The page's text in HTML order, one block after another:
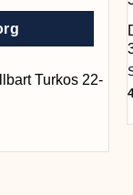
Turkos 22-